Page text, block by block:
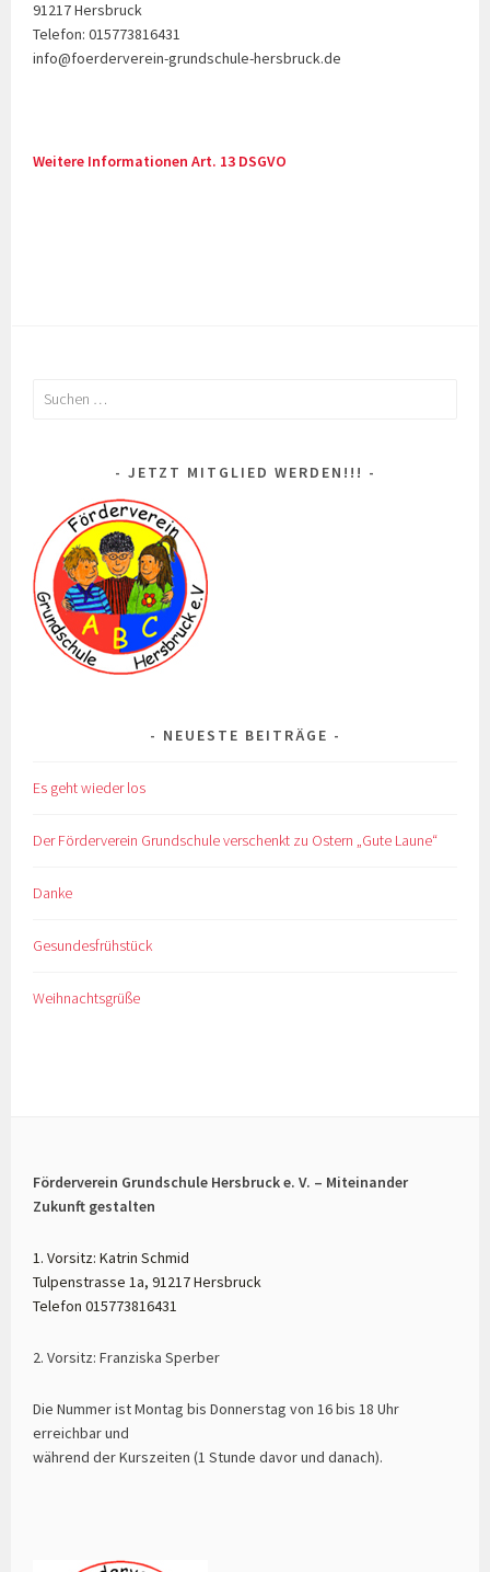
91217 Hersbruck
Telefon: 015773816431
info@foerderverein-grundschule-hersbruck.de
Weitere Informationen Art. 13 DSGVO
Suchen
JETZT MITGLIED WERDEN!!!
NEUESTE BEITRÄGE
Es geht wieder los
Der Förderverein Grundschule verschenkt zu Ostern „Gute Laune“
Danke
Gesundesfrühstück
Weihnachtsgrüße
Förderverein Grundschule Hersbruck e. V. – Miteinander
Zukunft gestalten
1. Vorsitz: Katrin Schmid
Tulpenstrasse 1a, 91217 Hersbruck
Telefon 015773816431
2. Vorsitz: Franziska Sperber
Die Nummer ist Montag bis Donnerstag von 16 bis 18 Uhr
erreichbar und
während der Kurszeiten (1 Stunde davor und danach).